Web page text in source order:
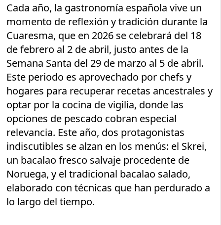
Cada año, la gastronomía española vive un
momento de reflexión y tradición durante la
Cuaresma, que en 2026 se celebrará del 18
de febrero al 2 de abril, justo antes de la
Semana Santa del 29 de marzo al 5 de abril.
Este periodo es aprovechado por chefs y
hogares para recuperar recetas ancestrales y
optar por la cocina de vigilia, donde las
opciones de pescado cobran especial
relevancia. Este año, dos protagonistas
indiscutibles se alzan en los menús: el Skrei,
un bacalao fresco salvaje procedente de
Noruega, y el tradicional bacalao salado,
elaborado con técnicas que han perdurado a
lo largo del tiempo.